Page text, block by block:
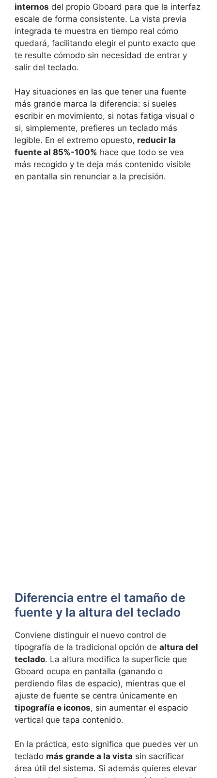
internos del propio Gboard para que la interfaz
escale de forma consistente. La vista previa
integrada te muestra en tiempo real cómo
quedará, facilitando elegir el punto exacto que
te resulte cómodo sin necesidad de entrar y
salir del teclado.
Hay situaciones en las que tener una fuente
más grande marca la diferencia: si sueles
escribir en movimiento, si notas fatiga visual o
si, simplemente, prefieres un teclado más
legible. En el extremo opuesto, reducir la
fuente al 85%-100% hace que todo se vea
más recogido y te deja más contenido visible
en pantalla sin renunciar a la precisión.
Diferencia entre el tamaño de
fuente y la altura del teclado
Conviene distinguir el nuevo control de
tipografía de la tradicional opción de altura del
teclado. La altura modifica la superficie que
Gboard ocupa en pantalla (ganando o
perdiendo filas de espacio), mientras que el
ajuste de fuente se centra únicamente en
tipografía e iconos, sin aumentar el espacio
vertical que tapa contenido.
En la práctica, esto significa que puedes ver un
teclado más grande a la vista sin sacrificar
área útil del sistema. Si además quieres elevar